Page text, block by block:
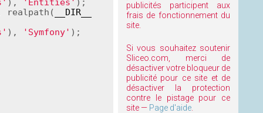
), 'Entities' );
realpath(
__DIR__
), 'Symfony' );
publicités participent aux
frais de fonctionnement du
site.
Si vous souhaitez soutenir
Sliceo.com, merci de
désactiver votre bloqueur de
publicité pour ce site et de
désactiver la protection
contre le pistage pour ce
site — Page d'aide